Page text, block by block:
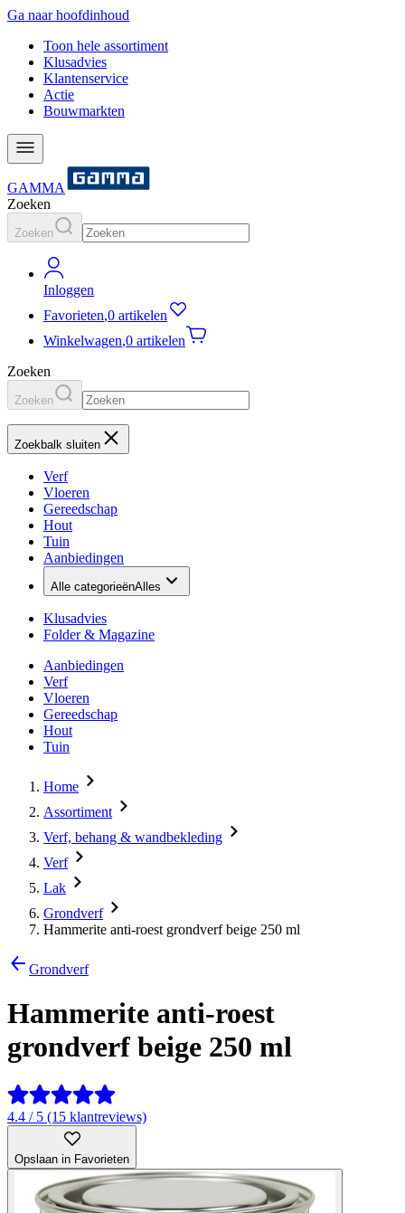
Ga naar hoofdinhoud
Toon hele assortiment
Klusadvies
Klantenservice
Actie
Bouwmarkten
GAMMA
Zoeken
Zoeken
Inloggen
Favorieten,0 artikelen
Winkelwagen,0 artikelen
Zoeken
Zoeken
Zoekbalk sluiten
Verf
Vloeren
Gereedschap
Hout
Tuin
Aanbiedingen
Alle categorieënAlles
Klusadvies
Folder & Magazine
Aanbiedingen
Verf
Vloeren
Gereedschap
Hout
Tuin
Home
Assortiment
Verf, behang & wandbekleding
Verf
Lak
Grondverf
Hammerite anti-roest grondverf beige 250 ml
Grondverf
Hammerite anti-roest
grondverf beige 250 ml
4.4 / 5 (15 klantreviews)
Opslaan in Favorieten